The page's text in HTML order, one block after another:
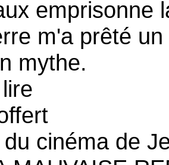
emprisonne
m'a prêté
mythe.
cinéma de